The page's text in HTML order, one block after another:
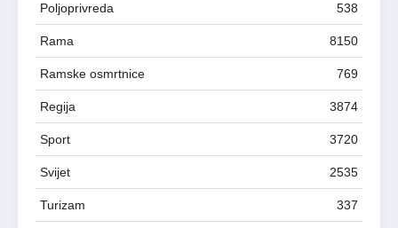
Poljoprivreda 538
Rama 8150
Ramske osmrtnice 769
Regija 3874
Sport 3720
Svijet 2535
Turizam 337